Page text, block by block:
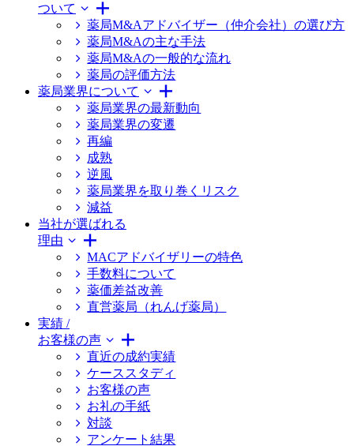
ついて
薬局M&Aアドバイザー（仲介会社）の選び方
薬局M&Aの主な手法
薬局M&Aの一般的な流れ
薬局の評価方法
薬局業界について
薬局業界の最新動向
薬局業界の変遷
再編
成熟
逆風
薬局業界を取り巻くリスク
減益
当社が選ばれる
理由
MACアドバイザリーの特色
手数料について
薬価差益改善
直営薬局（れんげ薬局）
実績 /
お客様の声
直近の成約実績
ケーススタディ
お客様の声
お礼の手紙
対談
アンケート結果